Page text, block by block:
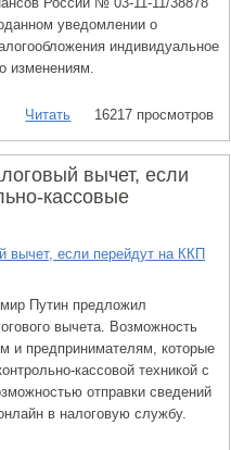
уведомлении о
индивидуальное
изменениям.
Читать 16217 просмотров
вычет, если
кассовые
Путин предложил
вычета. Возможность
и предпринимателям, которые
кассовой техникой с
отправки сведений
в налоговую службу.